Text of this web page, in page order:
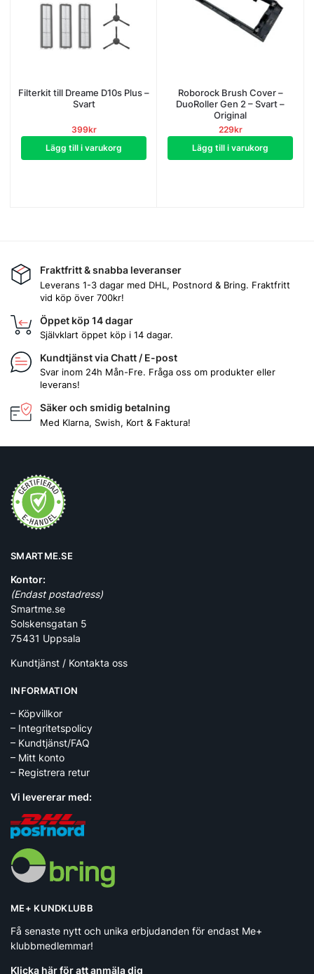
Filterkit till Dreame D10s Plus –
Svart
399kr
Lägg till i varukorg
Roborock Brush Cover –
DuoRoller Gen 2 – Svart –
Original
229kr
Lägg till i varukorg
Fraktfritt & snabba leveranser
Leverans 1-3 dagar med DHL, Postnord & Bring. Fraktfritt
vid köp över 700kr!
Öppet köp 14 dagar
Självklart öppet köp i 14 dagar.
Kundtjänst via Chatt / E-post
Svar inom 24h Mån-Fre. Fråga oss om produkter eller
leverans!
Säker och smidig betalning
Med Klarna, Swish, Kort & Faktura!
SMARTME.SE
Kontor:
(Endast postadress)
Smartme.se
Solskensgatan 5
75431 Uppsala
Kundtjänst / Kontakta oss
INFORMATION
– Köpvillkor
– Integritetspolicy
– Kundtjänst/FAQ
– Mitt konto
– Registrera retur
Vi levererar med:
ME+ KUNDKLUBB
Få senaste nytt och unika erbjudanden för endast Me+
klubbmedlemmar!
Klicka här för att anmäla dig